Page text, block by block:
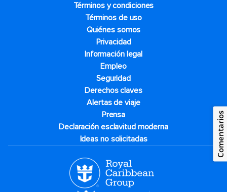
Términos y condiciones
Términos de uso
Quiénes somos
Privacidad
Información legal
Empleo
Seguridad
Derechos claves
Alertas de viaje
Prensa
Declaración esclavitud moderna
Ideas no solicitadas
Comentarios